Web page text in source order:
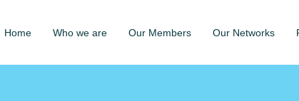
Home Who we are Our Members Our Networks